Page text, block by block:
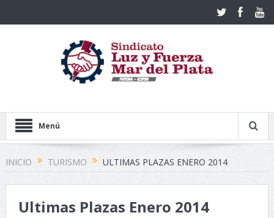
Menú
INICIO TURISMO ULTIMAS PLAZAS ENERO 2014
Ultimas Plazas Enero 2014